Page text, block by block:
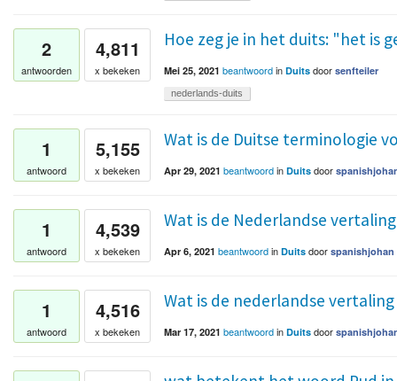
2
antwoorden
4,811
x bekeken
Hoe zeg je in het duits: "het is
Mei 25, 2021 beantwoordin Duits door senfteiler
nederlands-duits
1
antwoord
5,155
x bekeken
Wat is de Duitse terminologie
Apr 29, 2021 beantwoordin Duits door
1
antwoord
4,539
x bekeken
Wat is de Nederlandse
Apr 6, 2021 beantwoordin Duits door spanishjohan
1
antwoord
4,516
x bekeken
Wat is de nederlandse
Mar 17, 2021 beantwoordin Duits door